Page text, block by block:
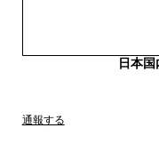
日本
通報する